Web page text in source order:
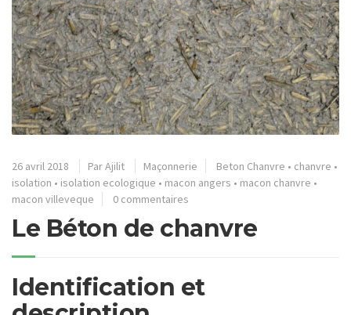
26 avril 2018 ParAjilit Maçonnerie Beton Chanvre • chanvre •
isolation • isolation ecologique • macon angers • macon chanvre •
macon villeveque
0 commentaires
Le Béton de chanvre
Identification et